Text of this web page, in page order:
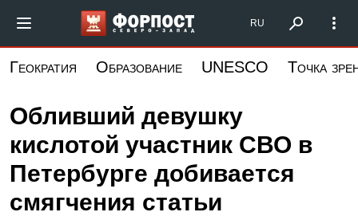
основному
Форпост Северо-Запад
RU
Геократия Образование UNESCO Точка
Обливший девушку
кислотой участник СВО в
Петербурге добивается
смягчения статьи